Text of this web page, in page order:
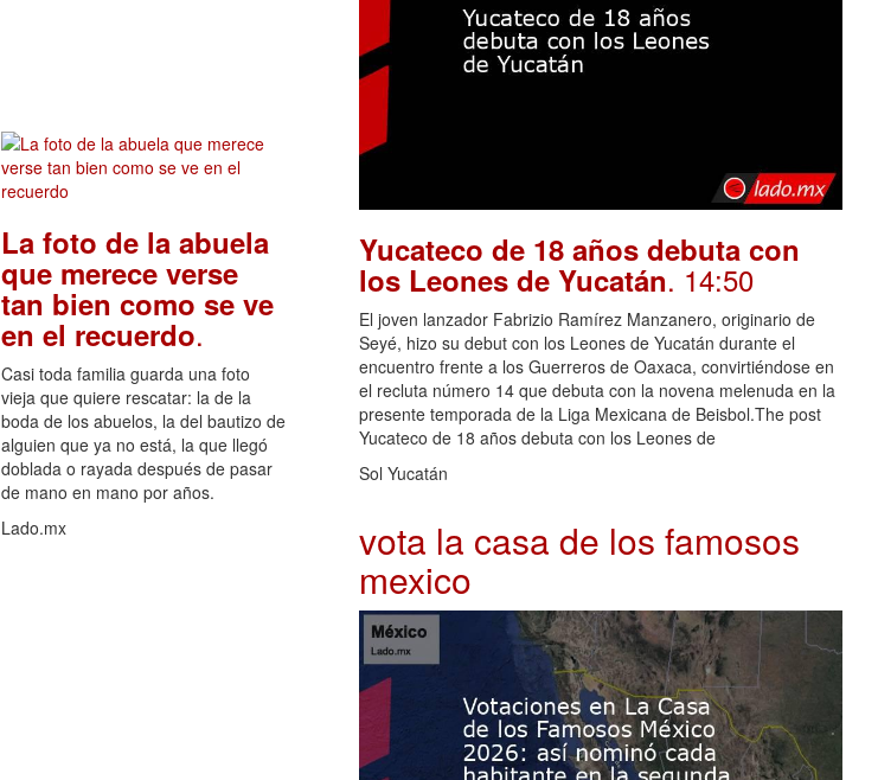
La foto de la abuela
que merece verse
tan bien como se ve
en el recuerdo.
Casi toda familia guarda una foto
vieja que quiere rescatar: la de la
boda de los abuelos, la del bautizo de
alguien que ya no está, la que llegó
doblada o rayada después de pasar
de mano en mano por años.
Lado.mx
Yucateco de 18 años debuta con
los Leones de Yucatán. 14:50
El joven lanzador Fabrizio Ramírez Manzanero, originario de
Seyé, hizo su debut con los Leones de Yucatán durante el
encuentro frente a los Guerreros de Oaxaca, convirtiéndose en
el recluta número 14 que debuta con la novena melenuda en la
presente temporada de la Liga Mexicana de Beisbol.The post
Yucateco de 18 años debuta con los Leones de
Sol Yucatán
vota la casa de los famosos
mexico